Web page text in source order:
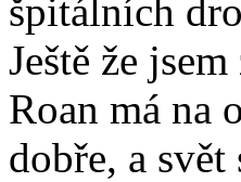
špitálních
Ještě že
Roan má na
dobře, a svět